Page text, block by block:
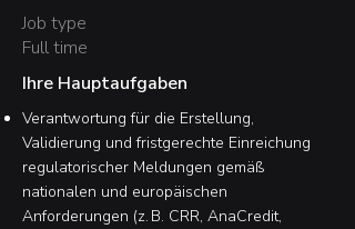
Job type
Full time
Ihre Hauptaufgaben
Verantwortung für die Erstellung,
Validierung und fristgerechte Einreichung
regulatorischer Meldungen gemäß
nationalen und europäischen
Anforderungen (z. B. CRR, AnaCredit,